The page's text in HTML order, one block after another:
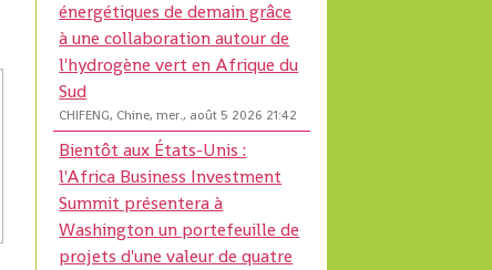
énergétiques de demain grâce
à une collaboration autour de
l'hydrogène vert en Afrique du
Sud
CHIFENG, Chine, mer., août 5 2026 21:42
Bientôt aux États-Unis :
l'Africa Business Investment
Summit présentera à
Washington un portefeuille de
projets d'une valeur de quatre